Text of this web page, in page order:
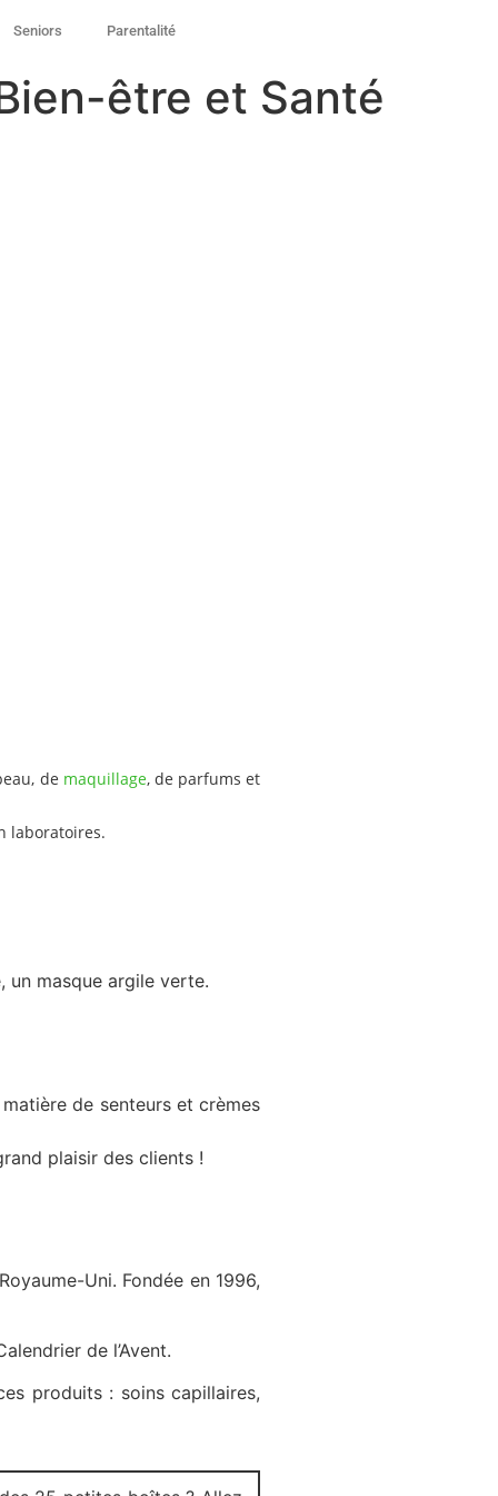
Seniors Parentalité
être et Santé
de maquillage, de parfums et
laboratoires.
un masque argile verte.
de senteurs et crèmes
plaisir des clients !
Uni. Fondée en 1996,
de l’Avent.
produits : soins capillaires,